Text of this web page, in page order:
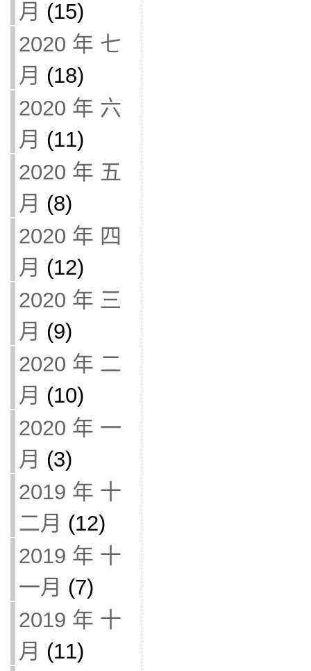
月 (15)
2020 年 七
月 (18)
2020 年 六
月 (11)
2020 年 五
月 (8)
2020 年 四
月 (12)
2020 年 三
月 (9)
2020 年 二
月 (10)
2020 年 一
月 (3)
2019 年 十
二月 (12)
2019 年 十
一月 (7)
2019 年 十
月 (11)